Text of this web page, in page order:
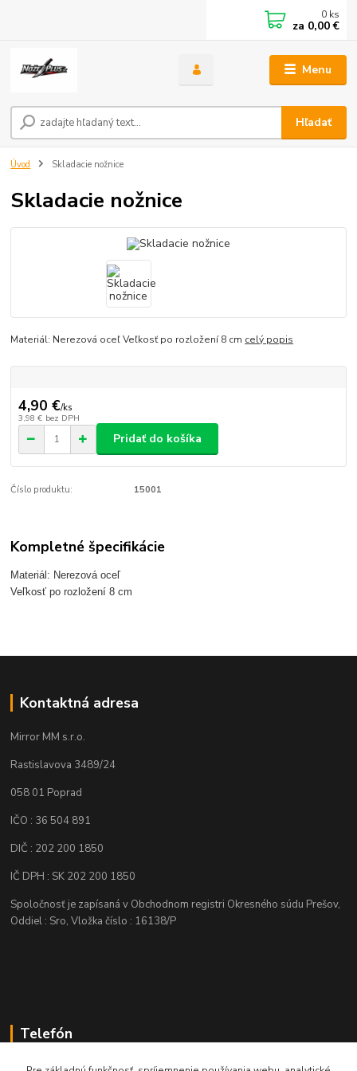
Menu
Hľadať
0 ks
za 0,00 €
Úvod Skladacie nožnice
Skladacie nožnice
Materiál: Nerezová oceľ Veľkosť po rozložení 8 cm celý popis
4,90 €/ks
3,98 € bez DPH
Pridať do košíka
Číslo produktu: 15001
Kompletné špecifikácie
Materiál: Nerezová oceľ
Veľkosť po rozložení 8 cm
Kontaktná adresa
Mirror MM s.r.o.
Rastislavova 3489/24
058 01 Poprad
IČO : 36 504 891
DIČ : 202 200 1850
IČ DPH : SK 202 200 1850
Spoločnosť je zapísaná v Obchodnom registri Okresného súdu Prešov,
Oddiel : Sro, Vložka číslo : 16138/P
Telefón